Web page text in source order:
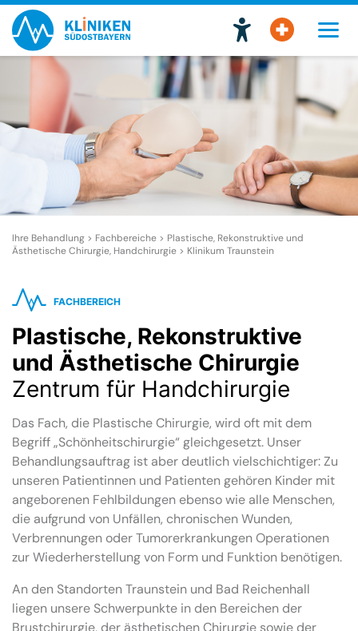
Ihre Behandlung > Fachbereiche > Plastische, Rekonstruktive und
Ästhetische Chirurgie, Handchirurgie > Klinikum Traunstein
FACHBEREICH
Plastische, Rekonstruktive
und Ästhetische Chirurgie
Zentrum für Handchirurgie
Das Fach, die Plastische Chirurgie, wird oft mit dem
Begriff „Schönheitschirurgie“ gleichgesetzt. Unser
Behandlungsauftrag ist aber deutlich vielschichtiger: Zu
unseren Patientinnen und Patienten gehören Kinder mit
angeborenen Fehlbildungen ebenso wie alle Menschen,
die aufgrund von Unfällen, chronischen Wunden,
Verbrennungen oder Tumorerkrankungen Operationen
zur Wiederherstellung von Form und Funktion benötigen.
An den Standorten Traunstein und Bad Reichenhall
liegen unsere Schwerpunkte in den Bereichen der
Brustchirurgie, der ästhetischen Chirurgie sowie der